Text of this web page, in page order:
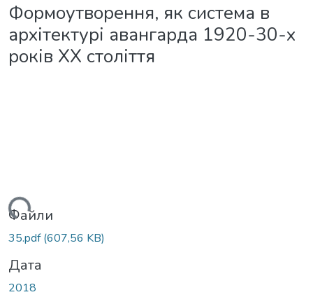
Формоутворення, як система в
архітектурі авангарда 1920-30-х
років ХХ століття
Файли
35.pdf(607,56 KB)
Дата
2018